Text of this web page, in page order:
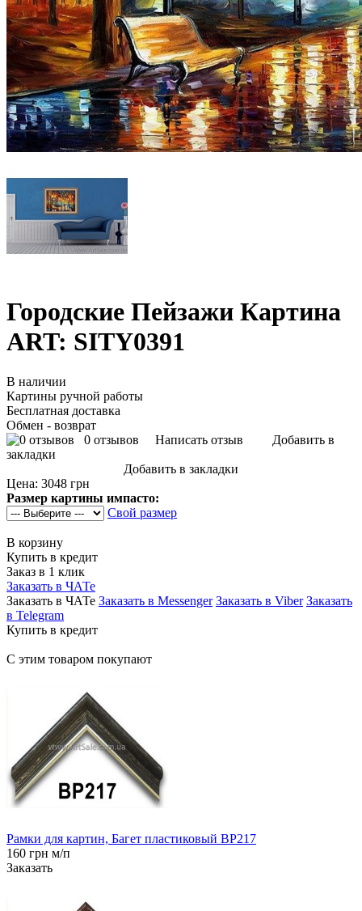
Городские Пейзажи Картина
ART: SITY0391
В наличии
Картины ручной работы
Бесплатная доставка
Обмен - возврат
0 отзывов
Написать отзыв
Добавить в
закладки
Добавить в закладки
Цена: 3048 грн
Размер картины импасто:
Свой размер
В корзину
Купить в кредит
Заказ в 1 клик
Заказать в ЧАТе
Заказать в ЧАТе Заказать в Messenger Заказать в Viber Заказать
в Telegram
Купить в кредит
С этим товаром покупают
Рамки для картин, Багет пластиковый BP217
160 грн м/п
Заказать